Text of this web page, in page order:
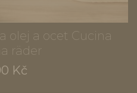
olej a ocet Cucina
räder
Kč